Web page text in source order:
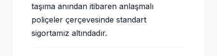
taşıma anından itibaren anlaşmalı
poliçeler çerçevesinde standart
sigortamız altındadır.